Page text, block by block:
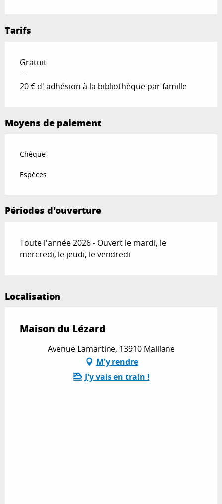
Tarifs
Gratuit
—
20 € d' adhésion à la bibliothèque par famille
Moyens de paiement
Chèque
Espèces
Périodes d'ouverture
Toute l'année 2026 - Ouvert le mardi, le
mercredi, le jeudi, le vendredi
Localisation
Maison du Lézard
Avenue Lamartine, 13910 Maillane
M'y rendre
J'y vais en train !